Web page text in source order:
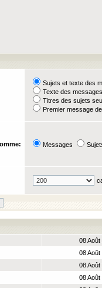
Sujets et texte des
Texte des
Titres des sujets
Premier message
Messages
08 Août
08 Août
08 Août
08 Août